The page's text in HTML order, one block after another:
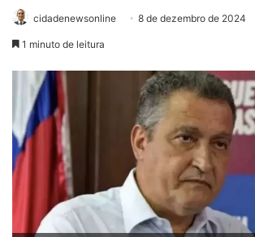
cidadenewsonline 8 de dezembro de 2024
1 minuto de leitura